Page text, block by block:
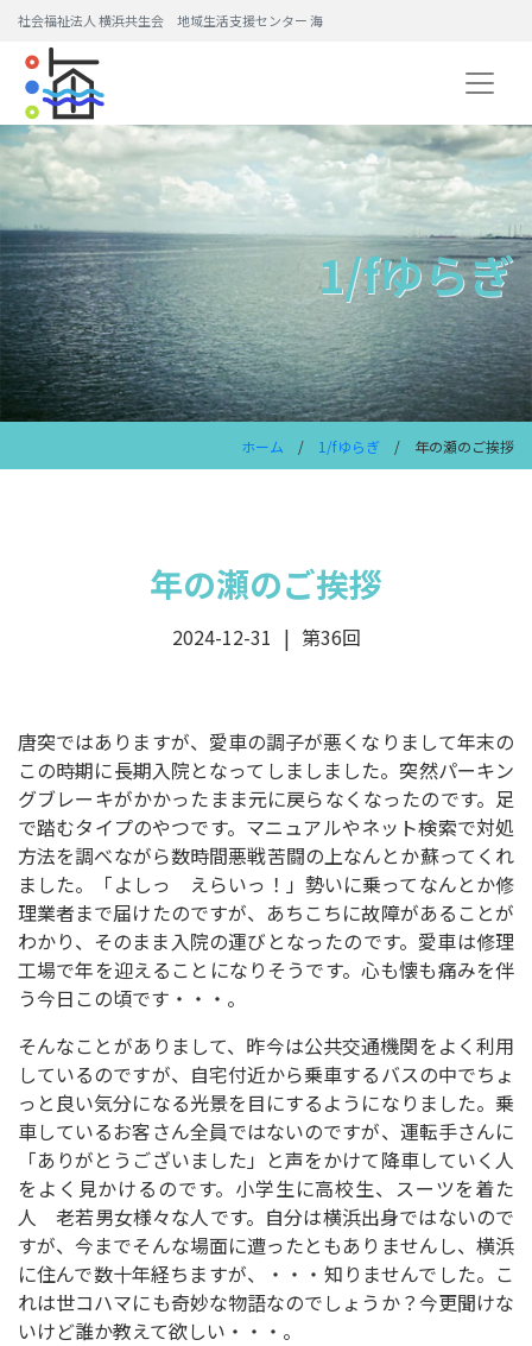
社会福祉法人 横浜共生会 地域生活支援センター 海
1/fゆらぎ
ホーム / 1/fゆらぎ / 年の瀬のご挨拶
年の瀬のご挨拶
2024-12-31 第36回
唐突ではありますが、愛車の調子が悪くなりまして年末の
この時期に長期入院となってしましました。突然パーキン
グブレーキがかかったまま元に戻らなくなったのです。足
で踏むタイプのやつです。マニュアルやネット検索で対処
方法を調べながら数時間悪戦苦闘の上なんとか蘇ってくれ
ました。「よしっ えらいっ！」勢いに乗ってなんとか修
理業者まで届けたのですが、あちこちに故障があることが
わかり、そのまま入院の運びとなったのです。愛車は修理
工場で年を迎えることになりそうです。心も懐も痛みを伴
う今日この頃です・・・。
そんなことがありまして、昨今は公共交通機関をよく利用
しているのですが、自宅付近から乗車するバスの中でちょ
っと良い気分になる光景を目にするようになりました。乗
車しているお客さん全員ではないのですが、運転手さんに
「ありがとうございました」と声をかけて降車していく人
をよく見かけるのです。小学生に高校生、スーツを着た
人 老若男女様々な人です。自分は横浜出身ではないので
すが、今までそんな場面に遭ったともありませんし、横浜
に住んで数十年経ちますが、・・・知りませんでした。こ
れは世コハマにも奇妙な物語なのでしょうか？今更聞けな
いけど誰か教えて欲しい・・・。